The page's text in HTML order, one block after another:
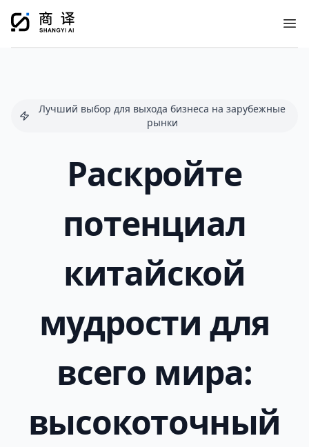
Лучший выбор для выхода бизнеса на зарубежные
рынки
Раскройте
потенциал
китайской
мудрости для
всего мира:
высокоточный